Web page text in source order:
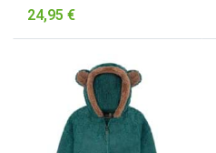
24,95 €